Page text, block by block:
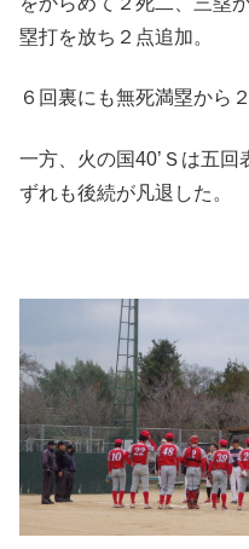
塁打を放ち２点追加。
６回裏にも無死満塁から
一方、火の国40’Ｓは五
ずれも後続が凡退した。